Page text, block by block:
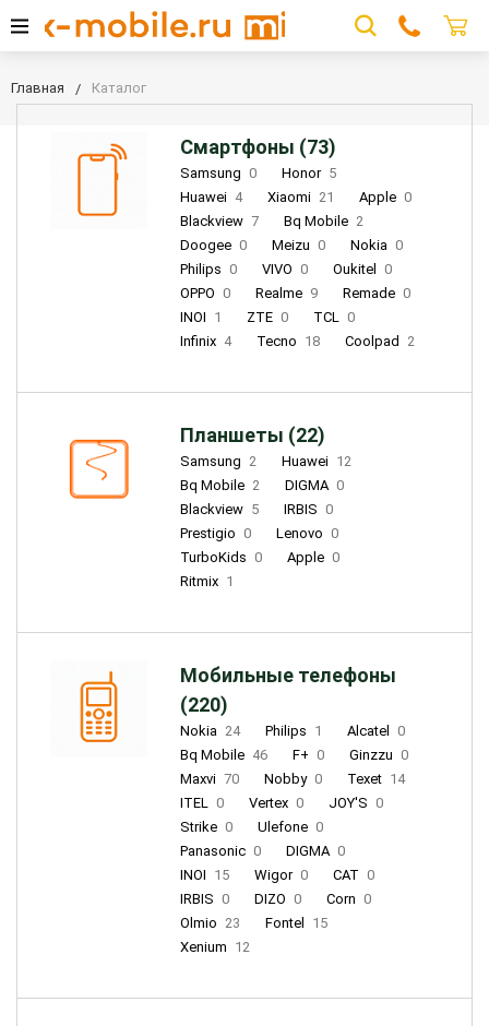
Главная Каталог
Смартфоны (73)
Samsung 0 Honor 5
Huawei 4 Xiaomi 21 Apple 0
Blackview 7 Bq Mobile 2
Doogee 0 Meizu 0 Nokia 0
Philips 0 VIVO 0 Oukitel
0
OPPO 0 Realme 9 Remade 0
INOI 1 ZTE 0 TCL 0
Infinix 4 Tecno 18 Coolpad 2
Планшеты (22)
Samsung 2 Huawei 12
Bq Mobile 2 DIGMA 0
Blackview 5 IRBIS 0
Prestigio 0 Lenovo 0
TurboKids 0 Apple 0
Ritmix 1
Мобильные телефоны
(220)
Nokia 24 Philips 1 Alcatel
0
Bq Mobile 46 F+ 0 Ginzzu 0
Maxvi 70 Nobby 0 Texet 14
ITEL 0 Vertex 0 JOY'S 0
Strike 0 Ulefone 0
Panasonic 0 DIGMA 0
INOI 15 Wigor 0 CAT 0
IRBIS 0 DIZO 0 Corn 0
Olmio 23 Fontel
15
Xenium 12